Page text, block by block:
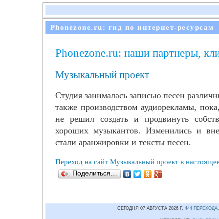
Phonezone.ru: гид по интернет-ресурсам
Phonezone.ru: наши партнеры,
Музыкальный проект
Студия занималась записью песен
также производством аудиорекламы,
не решил создать и продвинуть
хороших музыкантов. Изменились и
стали аранжировки и тексты песен.
Переход на сайт Музыкальный проект в
Поделиться…
СЕГОДНЯ 07 АВГУСТА 2026 Г. 444 ПЕРЕХОДА